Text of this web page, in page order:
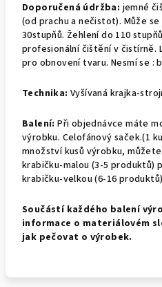
Doporučená údržba: jemné
(od prachu a nečistot). Může
30stupňů. Žehlení do 110
profesionální čištění v čistírně.
pro obnovení tvaru. Nesmí se :
Technika: Vyšívaná krajka-
Balení:Při objednávce máte
výrobku. Celofánový saček.(1
množství kusů výrobku,
krabičku-malou (3-5 produktů)
krabičku-velkou (6-16
Součástí každého balení
informace o materiálovém
jak pečovat o výrobek.